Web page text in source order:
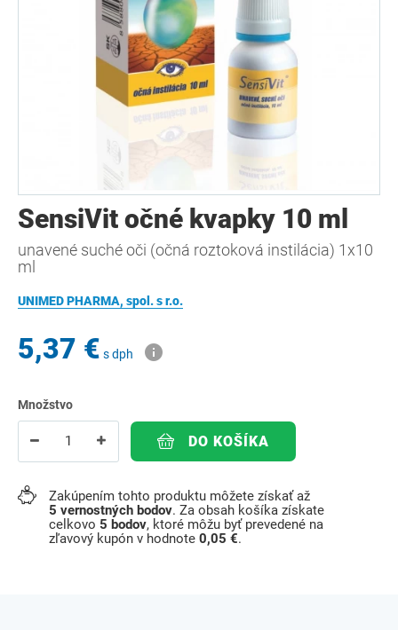
SensiVit očné kvapky 10 ml
unavené suché oči (očná roztoková instilácia) 1x10
ml
UNIMED PHARMA, spol. s r.o.
5,37 € s dph
Množstvo
DO KOŠÍKA
Zakúpením tohto produktu môžete získať až
5 vernostných bodov. Za obsah košíka získate
celkovo 5 bodov, ktoré môžu byť prevedené na
zľavový kupón v hodnote 0,05 €.